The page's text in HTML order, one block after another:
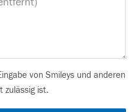
von Smileys und anderen
zulässig ist.